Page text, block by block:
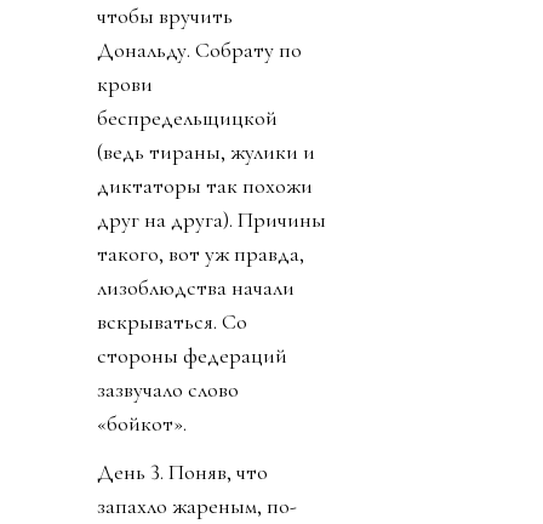
чтобы вручить
Дональду. Собрату по
крови
беспредельщицкой
(ведь тираны, жулики и
диктаторы так похожи
друг на друга). Причины
такого, вот уж правда,
лизоблюдства начали
вскрываться. Со
стороны федераций
зазвучало слово
«бойкот».
День 3. Поняв, что
запахло жареным, по-